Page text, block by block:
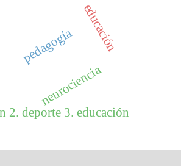
neurociencia
educación
pedagogía
2. deporte 3. educación